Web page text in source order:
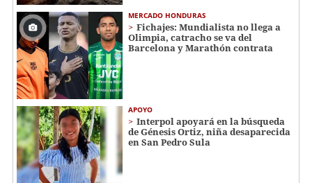
MERCADO HONDURAS
Fichajes: Mundialista no llega a
Olimpia, catracho se va del
Barcelona y Marathón contrata
APOYO
Interpol apoyará en la búsqueda
de Génesis Ortiz, niña desaparecida
en San Pedro Sula